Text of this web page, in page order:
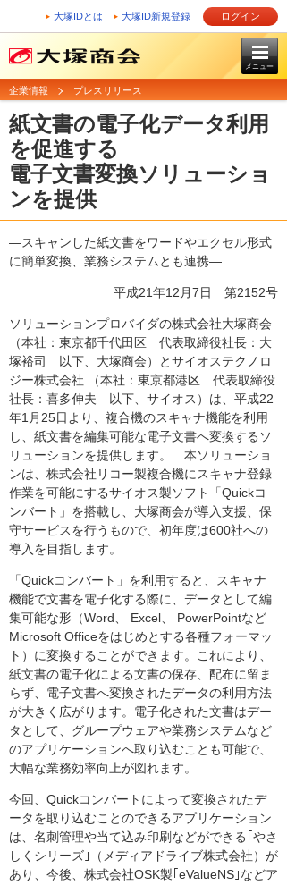
大塚IDとは 大塚ID新規登録 ログイン
メニュー
企業情報 プレスリリース
紙文書の電子化データ利用
を促進する
電子文書変換ソリューショ
ンを提供
―スキャンした紙文書をワードやエクセル形式
に簡単変換、業務システムとも連携―
平成21年12月7日 第2152号
ソリューションプロバイダの株式会社大塚商会
（本社：東京都千代田区 代表取締役社長：大
塚裕司 以下、大塚商会）とサイオステクノロ
ジー株式会社 （本社：東京都港区 代表取締役
社長：喜多伸夫 以下、サイオス）は、平成22
年1月25日より、複合機のスキャナ機能を利用
し、紙文書を編集可能な電子文書へ変換するソ
リューションを提供します。 本ソリューショ
ンは、株式会社リコー製複合機にスキャナ登録
作業を可能にするサイオス製ソフト「Quickコ
ンバート」を搭載し、大塚商会が導入支援、保
守サービスを行うもので、初年度は600社への
導入を目指します。
「Quickコンバート」を利用すると、スキャナ
機能で文書を電子化する際に、データとして編
集可能な形（Word、 Excel、 PowerPointなど
Microsoft Officeをはじめとする各種フォーマッ
ト）に変換することができます。これにより、
紙文書の電子化による文書の保存、配布に留ま
らず、電子文書へ変換されたデータの利用方法
が大きく広がります。電子化された文書はデー
タとして、グループウェアや業務システムなど
のアプリケーションへ取り込むことも可能で、
大幅な業務効率向上が図れます。
今回、Quickコンバートによって変換されたデ
ータを取り込むことのできるアプリケーション
は、名刺管理や当て込み印刷などができる｢やさ
しくシリーズ｣（メディアドライブ株式会社）が
あり、今後、株式会社OSK製｢eValueNS｣などア